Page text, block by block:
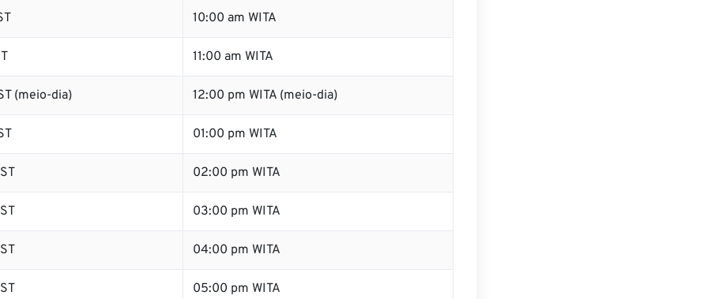
10:00 am WITA
11:00 am WITA
(meio-dia) 12:00 pm WITA (meio-dia)
01:00 pm WITA
02:00 pm WITA
03:00 pm WITA
04:00 pm WITA
05:00 pm WITA